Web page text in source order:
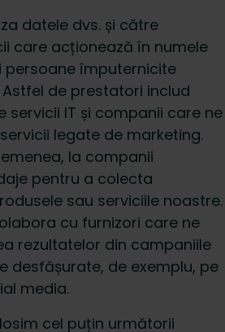
datele dvs. și către
care acționează în numele
împuternicite
de prestatori includ
servicii IT și companii care ne
legate de marketing.
la companii
pentru a colecta
sau serviciile noastre.
cu furnizori care ne
rezultatelor din campaniile
desfășurate, de exemplu, pe
media.
cel puțin următorii